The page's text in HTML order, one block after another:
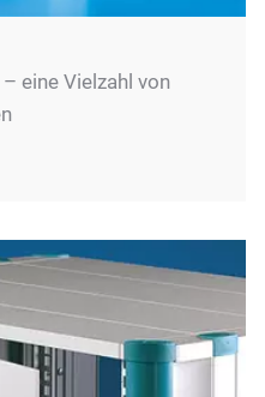
eine Vielzahl von